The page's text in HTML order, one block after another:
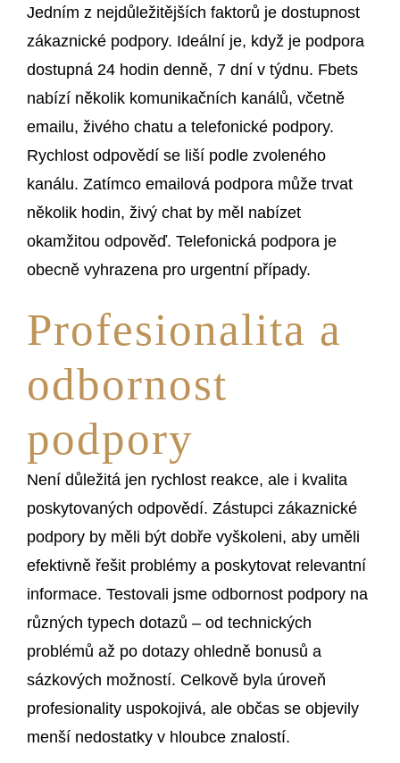
Jedním z nejdůležitějších faktorů je dostupnost
zákaznické podpory. Ideální je, když je podpora
dostupná 24 hodin denně, 7 dní v týdnu. Fbets
nabízí několik komunikačních kanálů, včetně
emailu, živého chatu a telefonické podpory.
Rychlost odpovědí se liší podle zvoleného
kanálu. Zatímco emailová podpora může trvat
několik hodin, živý chat by měl nabízet
okamžitou odpověď. Telefonická podpora je
obecně vyhrazena pro urgentní případy.
Profesionalita a
odbornost
podpory
Není důležitá jen rychlost reakce, ale i kvalita
poskytovaných odpovědí. Zástupci zákaznické
podpory by měli být dobře vyškoleni, aby uměli
efektivně řešit problémy a poskytovat relevantní
informace. Testovali jsme odbornost podpory na
různých typech dotazů – od technických
problémů až po dotazy ohledně bonusů a
sázkových možností. Celkově byla úroveň
profesionality uspokojivá, ale občas se objevily
menší nedostatky v hloubce znalostí.